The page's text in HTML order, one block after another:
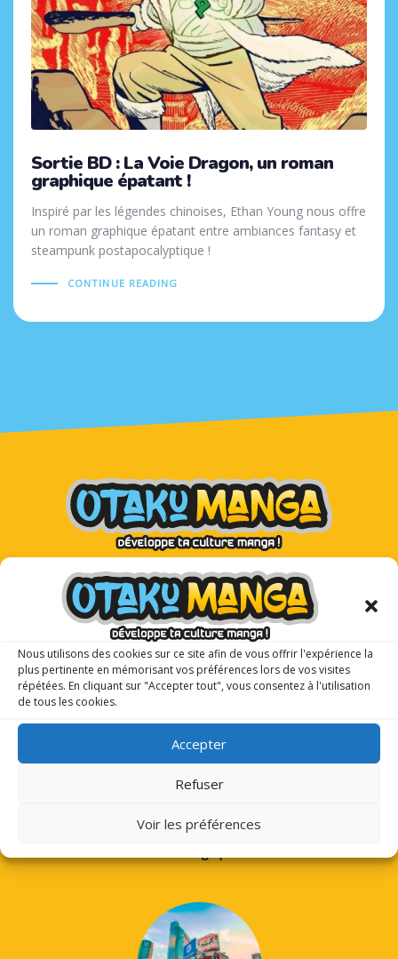
Nous utilisons des cookies sur ce site afin de vous offrir l'expérience la
plus pertinente en mémorisant vos préférences lors de vos visites
répétées. En cliquant sur "Accepter tout", vous consentez à l'utilisation
de tous les cookies.
Accepter
Refuser
Voir les préférences
Sortie BD : La Voie Dragon, un roman
graphique épatant !
Inspiré par les légendes chinoises, Ethan Young nous offre
un roman graphique épatant entre ambiances fantasy et
steampunk postapocalyptique !
CONTINUE READING
Otaku Manga : le premier
magazine manga pour les ados !
Des tutos pour apprendre à dessiner des mangas, le japonais